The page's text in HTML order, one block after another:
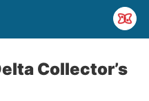
Collector’s